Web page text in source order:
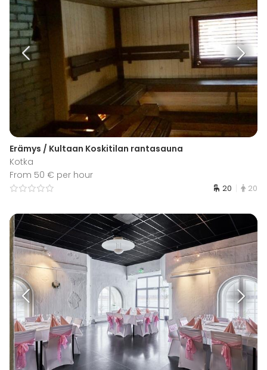
Erämys / Kultaan Koskitilan rantasauna
Kotka
From 50 € per hour
20 20